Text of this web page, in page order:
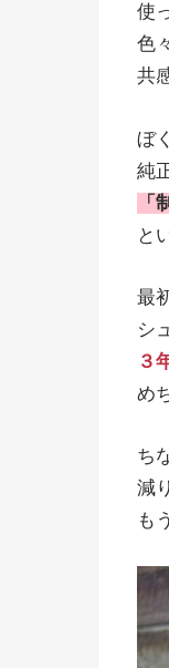
使
色
共
ぼ
純
と
最
シ
３
め
ち
減
も